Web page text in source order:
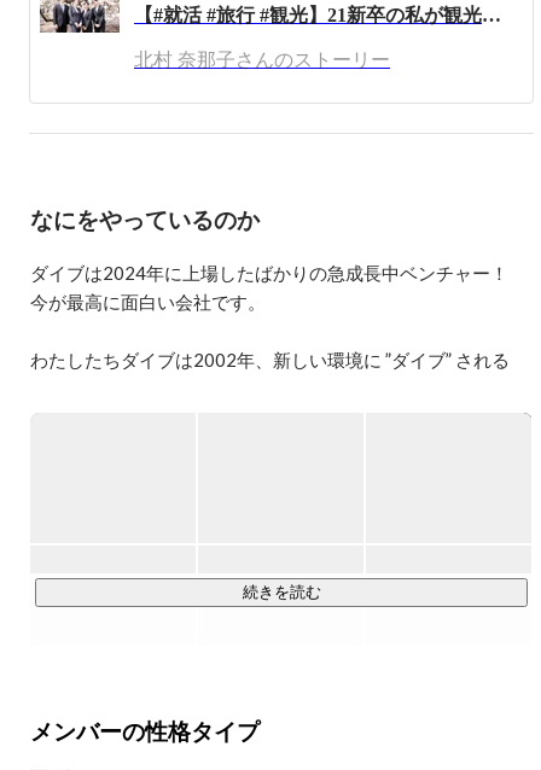
に1年間留学）
【#就活 #旅行 #観光】21新卒の私が観光や移動体験に特化したダイブに入社した理由
北村 奈那子さんのストーリー
なにをやっているのか
ダイブは2024年に上場したばかりの急成長中ベンチャー！
今が最高に面白い会社です。
わたしたちダイブは2002年、新しい環境に ”ダイブ” される
業】からスタートし、業界大手で走ってきました。
アを自社開発しています。
続きを読む
メンバーの性格タイプ